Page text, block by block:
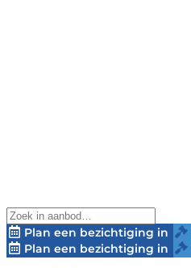
Plan een bezichtiging in
Plan een bezichtiging in